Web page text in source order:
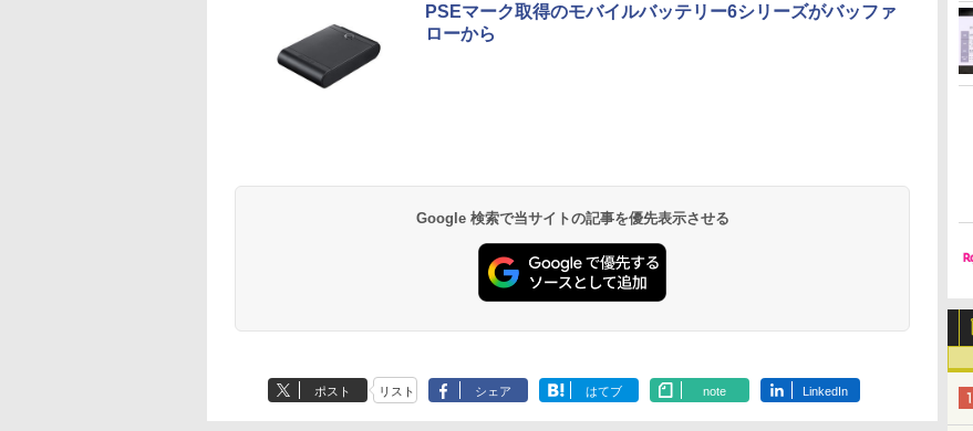
PSEマーク取得のモバイルバッテリー6シリーズがバッファ
ローから
Google 検索で当サイトの記事を優先表示させる
ポスト リスト シェア はてブ note LinkedIn